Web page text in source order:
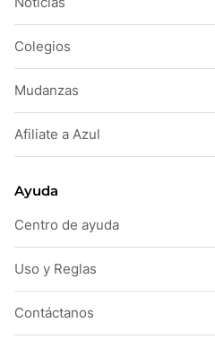
Colegios
Mudanzas
Afiliate a Azul
Ayuda
Centro de ayuda
Uso y Reglas
Contáctanos